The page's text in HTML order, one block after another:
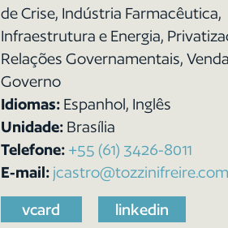
de Crise, Indústria Farmacêutica,
Infraestrutura e Energia,
Relações Governamentais,
Governo
Idiomas: Espanhol, Inglês
Unidade: Brasília
Telefone: +55 (61) 3426-8011
E-mail:
vcard linkedin